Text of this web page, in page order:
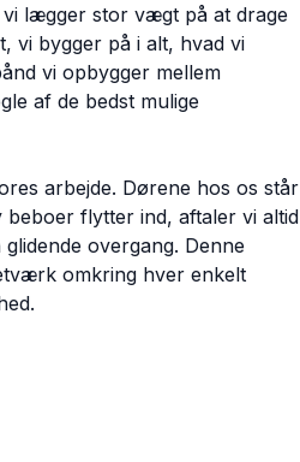
vi lægger stor vægt på at drage
vi bygger på i alt, hvad vi
vi opbygger mellem
af de bedst mulige
arbejde. Dørene hos os står
flytter ind, aftaler vi altid
overgang. Denne
omkring hver enkelt